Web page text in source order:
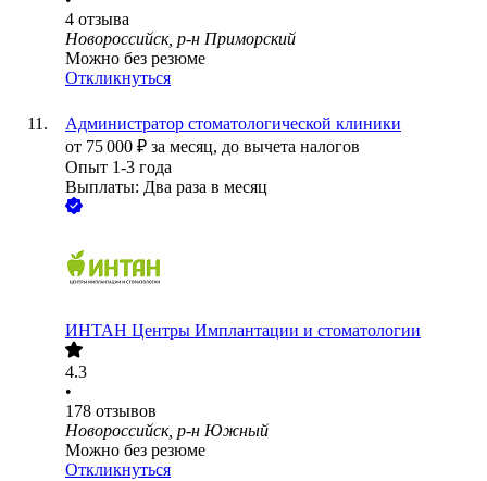
4 отзыва
Новороссийск, р-н Приморский
Можно без резюме
Откликнуться
Администратор стоматологической клиники
от 75 000 ₽ за месяц, до вычета налогов
Опыт 1-3 года
Выплаты: Два раза в месяц
ИНТАН Центры Имплантации и стоматологии
4.3
•
178 отзывов
Новороссийск, р-н Южный
Можно без резюме
Откликнуться